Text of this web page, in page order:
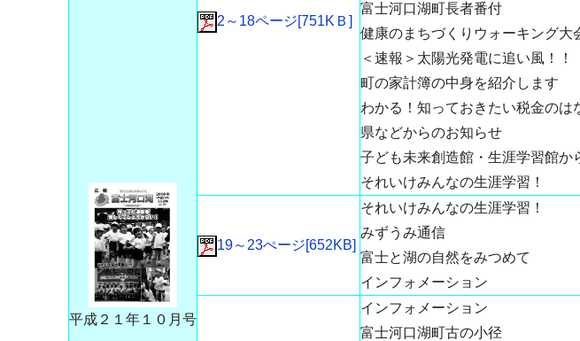
平成２１年１０月号
2～18ページ[751KＢ]
富士河口湖町長者番付
健康のまちづくりウォーキング大
＜速報＞太陽光発電に追い風！！
町の家計簿の中身を紹介します
わかる！知っておきたい税金のは
県などからのお知らせ
子ども未来創造館・生涯学習館か
それいけみんなの生涯学習！
19～23ぺージ[652KB]
それいけみんなの生涯学習！
みずうみ通信
富士と湖の自然をみつめて
インフォメーション
インフォメーション
富士河口湖町古の小径